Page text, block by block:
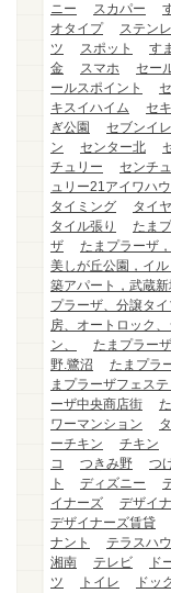
ニー
スカパー
オタイプ
ステン
ツ
スポット す
金
スマホ セー
ールスポイント
キスイハイム
セ
ぎ公園
セブンイ
ン
センター北
チュリー
センチ
ュリー21アイワハ
タイミング
タイ
タイル張り
たま
ザ
たまプラーザ，
美しが丘公園，イ
築アパート，武蔵
プラーザ、分譲タ
房、オートロック
ン、
たまプラー
野.鷺沼
たまプラ
まプラーザフェス
ーザ中央商店街
ワーマンション
ーチキン
チキン
コ
つきみ野 つ
ト
ディズニー
イナーズ
デザイ
デザイナーズ賃貸
ナント
テラスハ
湘南
テレビ ド
ツ
トイレ ドッ